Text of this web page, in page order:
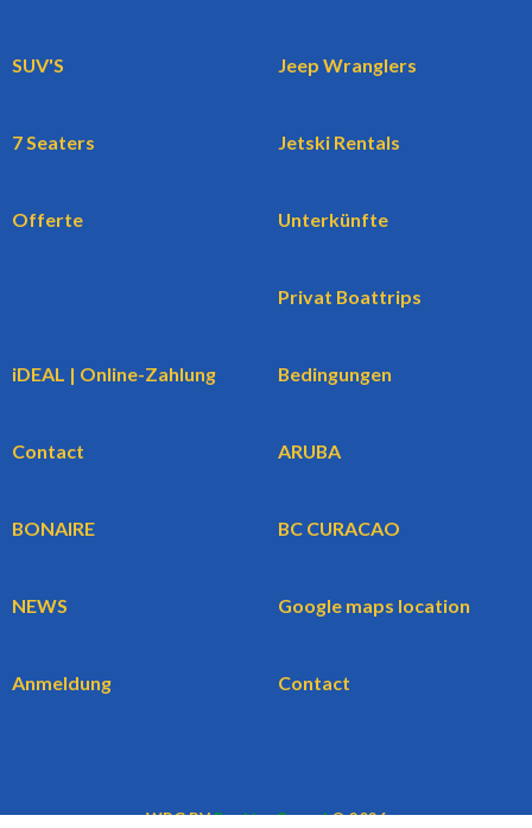
SUV'S Jeep Wranglers
7 Seaters Jetski Rentals
Offerte Unterkünfte
Privat Boattrips
iDEAL | Online-Zahlung Bedingungen
Contact ARUBA
BONAIRE BC CURACAO
NEWS Google maps location
Anmeldung Contact
WBG BVBookingCars.nl© 2026